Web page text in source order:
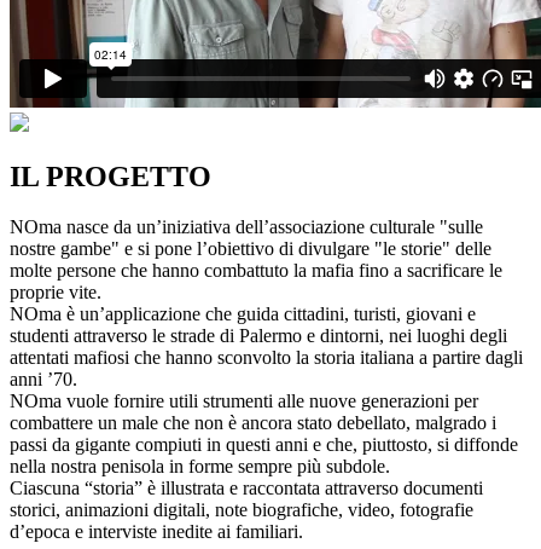
IL PROGETTO
NOma nasce da un’iniziativa dell’associazione culturale "sulle
nostre gambe" e si pone l’obiettivo di divulgare "le storie" delle
molte persone che hanno combattuto la mafia fino a sacrificare le
proprie vite.
NOma è un’applicazione che guida cittadini, turisti, giovani e
studenti attraverso le strade di Palermo e dintorni, nei luoghi degli
attentati mafiosi che hanno sconvolto la storia italiana a partire dagli
anni ’70.
NOma vuole fornire utili strumenti alle nuove generazioni per
combattere un male che non è ancora stato debellato, malgrado i
passi da gigante compiuti in questi anni e che, piuttosto, si diffonde
nella nostra penisola in forme sempre più subdole.
Ciascuna “storia” è illustrata e raccontata attraverso documenti
storici, animazioni digitali, note biografiche, video, fotografie
d’epoca e interviste inedite ai familiari.